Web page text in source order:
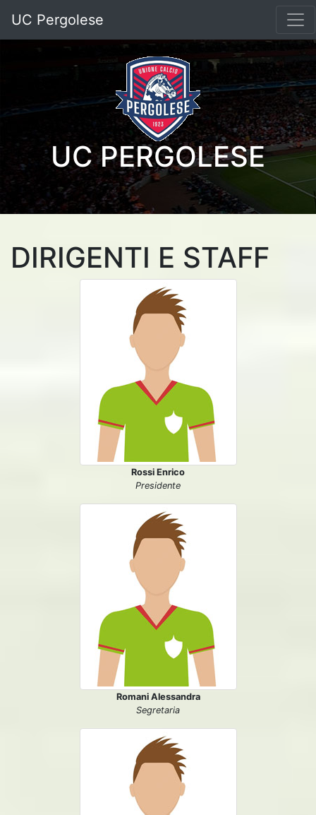
UC Pergolese
UC PERGOLESE
DIRIGENTI E STAFF
Rossi Enrico
Presidente
Romani Alessandra
Segretaria